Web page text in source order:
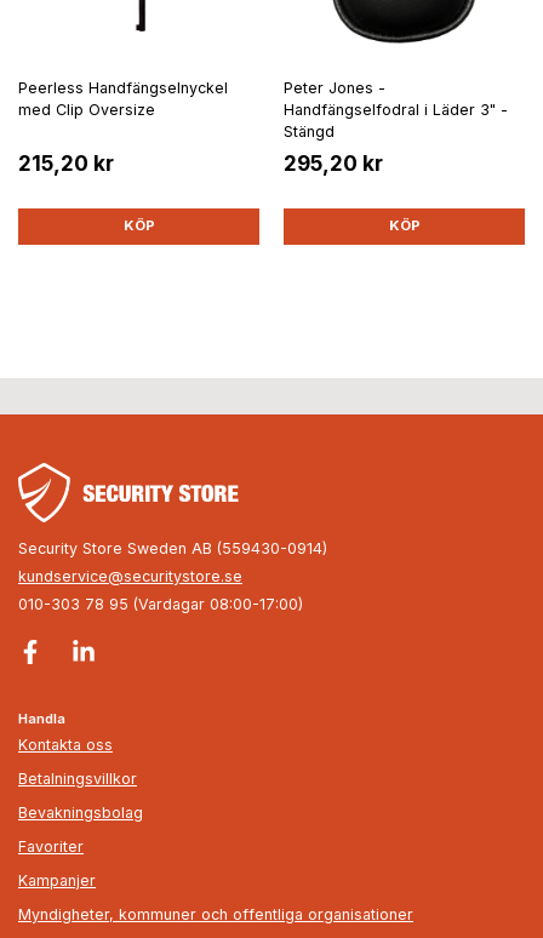
Peerless Handfängselnyckel
med Clip Oversize
215,20 kr
KÖP
Peter Jones -
Handfängselfodral i Läder 3" -
Stängd
295,20 kr
KÖP
Security Store Sweden AB (559430-0914)
kundservice@securitystore.se
010-303 78 95 (Vardagar 08:00-17:00)
Handla
Kontakta oss
Betalningsvillkor
Bevakningsbolag
Favoriter
Kampanjer
Myndigheter, kommuner och offentliga organisationer